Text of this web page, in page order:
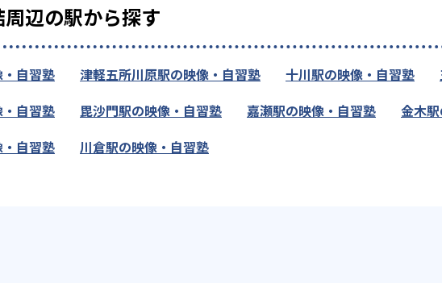
辺の駅から探す
自習塾 津軽五所川原駅の映像・自習塾 十川駅の映像・自習塾
自習塾
毘沙門駅の映像・自習塾 嘉瀬駅の映像・自習塾
金木
自習塾
川倉駅の映像・自習塾